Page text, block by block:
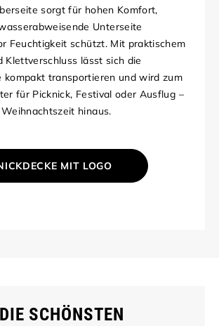
sorgt für hohen Komfort,
Unterseite
Feuchtigkeit schützt. Mit praktischem
Klettverschluss lässt sich die
kompakt transportieren und wird zum
für Picknick, Festival oder Ausflug –
hinaus.
MIT LOGO
DIE SCHÖNSTEN